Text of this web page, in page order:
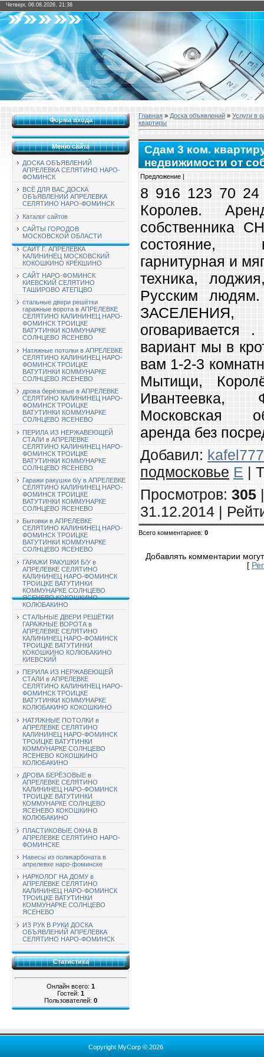
Четверг, 06.08.2026, 21:38
Форма входа
Меню сайта
ДОСКА ОБЪЯВЛЕНИЙ
АПРЕЛЕВКА СЕЛЯТИНО НАРО-
ФОМИНСК
ВСЁ ДЛЯ ВАС ДОСКА
ОБЪЯВЛЕНИЙ АПРЕЛЕВКА
СЕЛЯТИНО НАРО-ФОМИНСК
Каталог сайтов
САЙТЫ ГОРОДОВ
МОСКОВСКОЙ ОБЛАСТИ
САЙТ Г. АПРЕЛЕВКА
КАЛИНИНЕЦ МОСКОВСКИЙ
КОКОШКИНО КРЁКШИНО
САЙТ НАРО-ФОМИНСК
КИЕВСКИЙ СЕЛЯТИНО
ТАШИРОВО АТЕПЦВО
стальные двери решётки
гаражные ворота в АПРЕЛЕВКЕ
СЕЛЯТИНО КАЛИНИНЕЦ НАРО-
ФОМИНСК ТРОИЦКЕ
ВАТУТИНКИ КОММУНАРКЕ
СОЛНЦЕВО ЯСЕНЕВО
Натяжные потолки в АПРЕЛЕВКЕ
СЕЛЯТИНО КАЛИНИНЕЦ НАРО-
ФОМИНСК ТРОИЦКЕ
ВАТУТИНКИ КОММУНАРКЕ
СОЛНЦЕВО ЯСЕНЕВО
дрова берёзовые в АПРЕЛЕВКЕ
СЕЛЯТИНО КАЛИНИНЕЦ НАРО-
ФОМИНСК ТРОИЦКЕ
ВАТУТИНКИ КОММУНАРКЕ
СОЛНЦЕВО ЯСЕНЕВО
ПЕРИЛА ИЗ НЕРЖАВЕЮЩЕЙ
СТАЛИ в АПРЕЛЕВКЕ
СЕЛЯТИНО КАЛИНИНЕЦ НАРО-
ФОМИНСК ТРОИЦКЕ
ВАТУТИНКИ КОММУНАРКЕ
СОЛНЦЕВО ЯСЕНЕВО
Гаражи ракушки б/у в АПРЕЛЕВКЕ
СЕЛЯТИНО КАЛИНИНЕЦ НАРО-
ФОМИНСК ТРОИЦКЕ
ВАТУТИНКИ КОММУНАРКЕ
СОЛНЦЕВО ЯСЕНЕВО
Бытовки в АПРЕЛЕВКЕ
СЕЛЯТИНО КАЛИНИНЕЦ НАРО-
ФОМИНСК ТРОИЦКЕ
ВАТУТИНКИ КОММУНАРКЕ
СОЛНЦЕВО ЯСЕНЕВО
ГАРАЖИ РАКУШКИ Б/У в
АПРЕЛЕВКЕ СЕЛЯТИНО
КАЛИНИНЕЦ НАРО-ФОМИНСК
ТРОИЦКЕ ВАТУТИНКИ
КОММУНАРКЕ СОЛНЦЕВО
ЯСЕНЕВО КОКОШКИНО
КОЛЮБАКИНО
СТАЛЬНЫЕ ДВЕРИ РЕШЁТКИ
ГАРАЖНЫЕ ВОРОТА в
АПРЕЛЕВКЕ СЕЛЯТИНО
КАЛИНИНЕЦ НАРО-ФОМИНСК
ТРОИЦКЕ ВАТУТИНКИ
КОКОШКИНО КОЛЮБАКИНО
КИЕВСКИЙ
ПЕРИЛА ИЗ НЕРЖАВЕЮЩЕЙ
СТАЛИ в АПРЕЛЕВКЕ
СЕЛЯТИНО КАЛИНИНЕЦ НАРО-
ФОМИНСК ТРОИЦКЕ
ВАТУТИНКИ КОММУНАРКЕ
КОЛЮБАКИНО КОКОШКИНО
НАТЯЖНЫЕ ПОТОЛКИ в
АПРЕЛЕВКЕ СЕЛЯТИНО
КАЛИНИНЕЦ НАРО-ФОМИНСК
ТРОИЦКЕ ВАТУТИНКИ
КОММУНАРКЕ СОЛНЦЕВО
ЯСЕНЕВО КОКОШКИНО
КОЛЮБАКИНО
ДРОВА БЕРЁЗОВЫЕ в
АПРЕЛЕВКЕ СЕЛЯТИНО
КАЛИНИНЕЦ НАРО-ФОМИНСК
ТРОИЦКЕ ВАТУТИНКИ
КОММУНАРКЕ СОЛНЦЕВО
ЯСЕНЕВО КОКОШКИНО
КОЛЮБАКИНО
ПЛАСТИКОВЫЕ ОКНА В
АПРЕЛЕВКЕ СЕЛЯТИНО НАРО-
ФОМИНСКЕ
Навесы из поликарбоната в
апрелевке наро-фоминске
НАРКОЛОГ НА ДОМУ в
АПРЕЛЕВКЕ СЕЛЯТИНО
КАЛИНИНЕЦ НАРО-ФОМИНСК
ТРОИЦКЕ ВАТУТИНКИ
КОММУНАРКЕ СОЛНЦЕВО
ЯСЕНЕВО
ИЗ РУК В РУКИ ДОСКА
ОБЪЯВЛЕНИЙ АПРЕЛЕВКА
СЕЛЯТИНО НАРО-ФОМИНСК
Статистика
Онлайн всего: 1
Гостей: 1
Пользователей: 0
Главная » Доска объявлений » Услуги в
квартиры
Сдам 3 ком.
недвижимости от
Предложение |
8 916 123 70 24
Королев.
собственника
состояние,
гарнитурная и
техника,
Русским
ЗАСЕЛЕНИЯ,
вариант мы в
вам 1-2-3
Мытищи,
Ивантеевка,
Московская
аренда без
Добавил: kafel777
подмосковье E |
Просмотров: 305
31.12.2014 |
Всего комментариев: 0
Добавлять комментарии
[
Copyright MyCorp © 2026